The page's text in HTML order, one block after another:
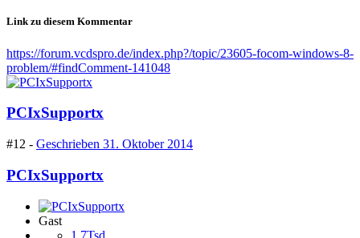
Link zu diesem Kommentar
https://forum.vcdspro.de/index.php?/topic/23605-focom-windows-8-
problem/#findComment-141048
PCIxSupportx
#12 - Geschrieben 31. Oktober 2014
PCIxSupportx
Gast
1,7Tsd